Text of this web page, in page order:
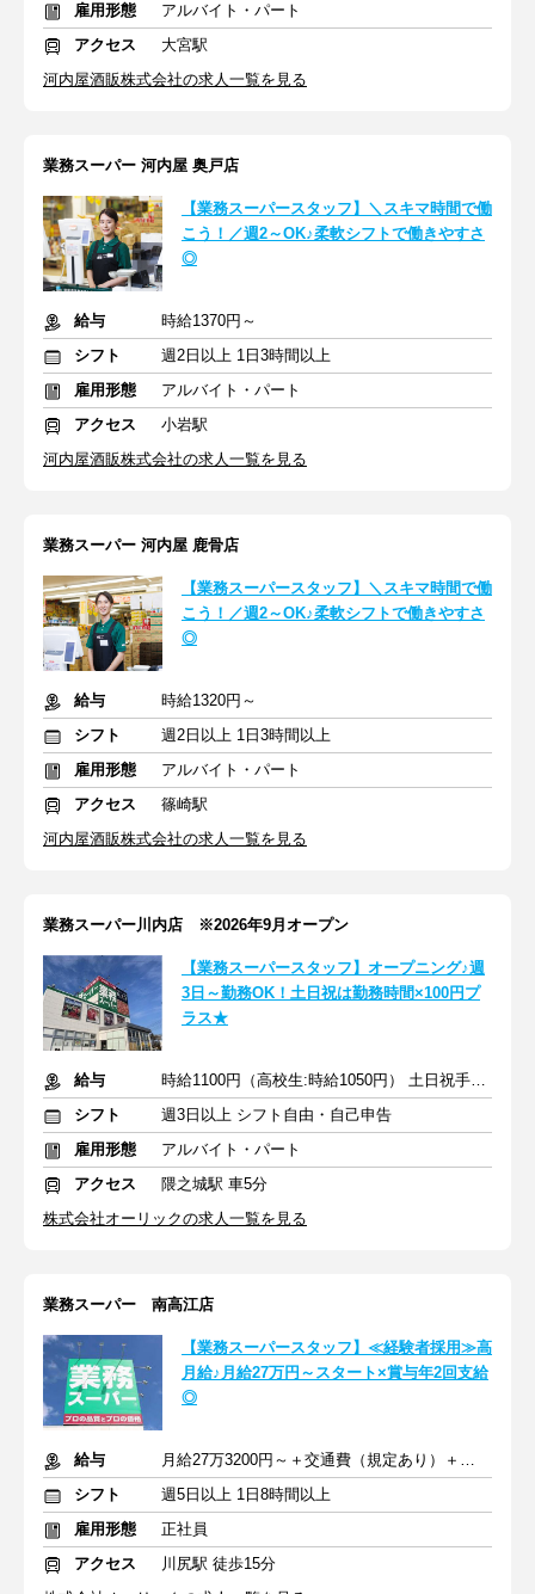
雇用形態
アルバイト・パート
アクセス
大宮駅
河内屋酒販株式会社の求人一覧を見る
業務スーパー 河内屋 奥戸店
【業務スーパースタッフ】＼スキマ時間で働
こう！／週2～OK♪柔軟シフトで働きやすさ
◎
給与
時給1370円～
シフト
週2日以上 1日3時間以上
雇用形態
アルバイト・パート
アクセス
小岩駅
河内屋酒販株式会社の求人一覧を見る
業務スーパー 河内屋 鹿骨店
【業務スーパースタッフ】＼スキマ時間で働
こう！／週2～OK♪柔軟シフトで働きやすさ
◎
給与
時給1320円～
シフト
週2日以上 1日3時間以上
雇用形態
アルバイト・パート
アクセス
篠崎駅
河内屋酒販株式会社の求人一覧を見る
業務スーパー川内店 ※2026年9月オープン
【業務スーパースタッフ】オープニング♪週
3日～勤務OK！土日祝は勤務時間×100円プ
ラス★
給与
時給1100円（高校生:時給1050円） 土日祝手当：勤務時間×100円
シフト
週3日以上 シフト自由・自己申告
雇用形態
アルバイト・パート
アクセス
隈之城駅 車5分
株式会社オーリックの求人一覧を見る
業務スーパー 南高江店
【業務スーパースタッフ】≪経験者採用≫高
月給♪月給27万円～スタート×賞与年2回支給
◎
給与
月給27万3200円～＋交通費（規定あり）＋賞与年2回
シフト
週5日以上 1日8時間以上
雇用形態
正社員
アクセス
川尻駅 徒歩15分